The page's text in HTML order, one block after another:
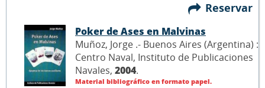
Reservar
Poker de Ases en Malvinas
Muñoz, Jorge .- Buenos Aires (Argentina) :
Centro Naval, Instituto de Publicaciones
Navales, 2004.
Material bibliográfico en formato papel.